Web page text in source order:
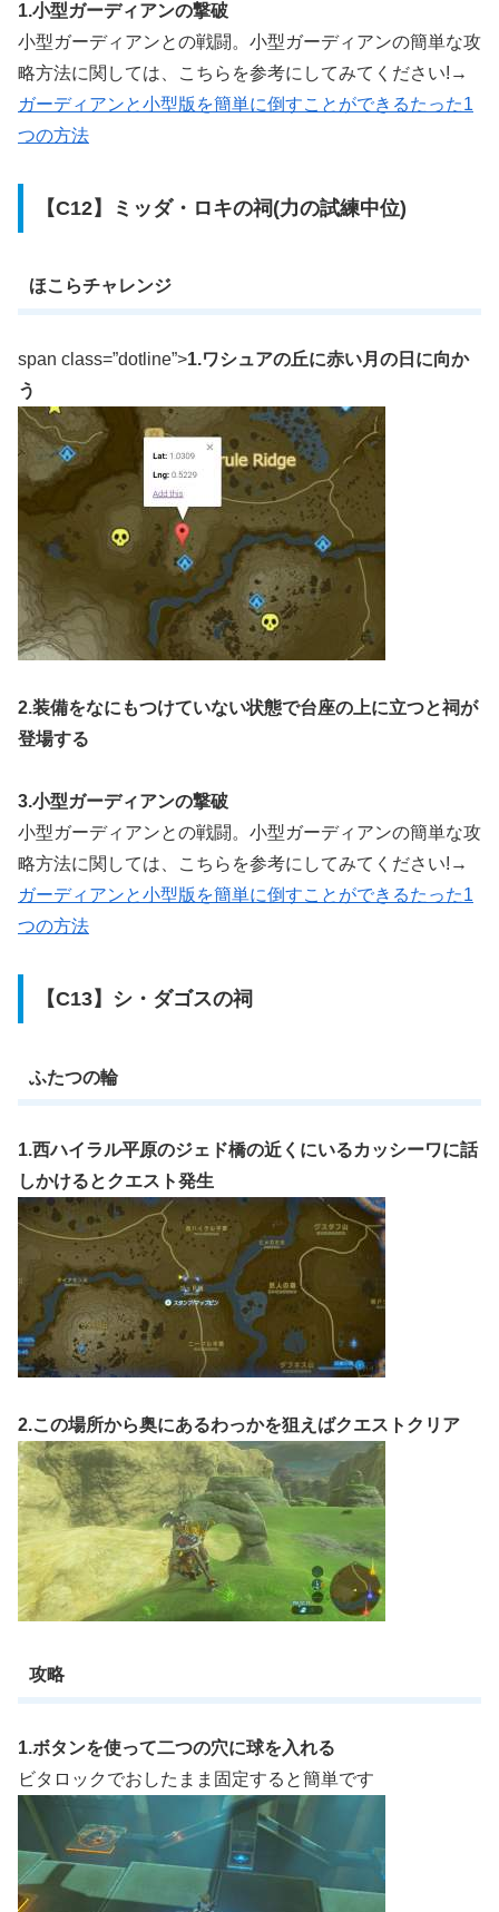
1.小型ガーディアンの撃破
小型ガーディアンとの戦闘。小型ガーディアンの簡単な攻
略方法に関しては、こちらを参考にしてみてください!→
ガーディアンと小型版を簡単に倒すことができるたった1
つの方法
【C12】ミッダ・ロキの祠(力の試練中位)
ほこらチャレンジ
span class=”dotline”>1.ワシュアの丘に赤い月の日に向か
う
2.装備をなにもつけていない状態で台座の上に立つと祠が
登場する
3.小型ガーディアンの撃破
小型ガーディアンとの戦闘。小型ガーディアンの簡単な攻
略方法に関しては、こちらを参考にしてみてください!→
ガーディアンと小型版を簡単に倒すことができるたった1
つの方法
【C13】シ・ダゴスの祠
ふたつの輪
1.西ハイラル平原のジェド橋の近くにいるカッシーワに話
しかけるとクエスト発生
2.この場所から奥にあるわっかを狙えばクエストクリア
攻略
1.ボタンを使って二つの穴に球を入れる
ビタロックでおしたまま固定すると簡単です